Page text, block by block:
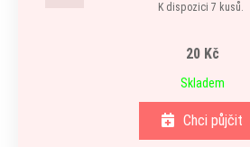
K dispozici 7 kusů.
20 Kč
Skladem
Chci půjčit